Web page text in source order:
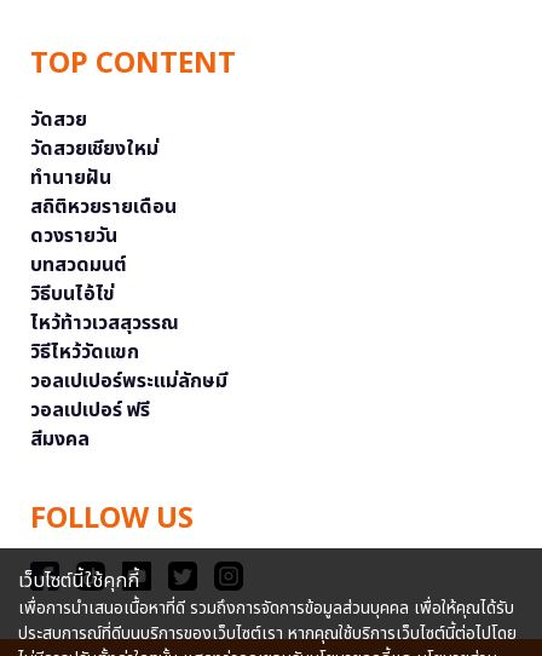
TOP CONTENT
วัดสวย
วัดสวยเชียงใหม่
ทำนายฝัน
สถิติหวยรายเดือน
ดวงรายวัน
บทสวดมนต์
วิธีบนไอ้ไข่
ไหว้ท้าวเวสสุวรรณ
วิธีไหว้วัดแขก
วอลเปเปอร์พระแม่ลักษมี
วอลเปเปอร์ ฟรี
สีมงคล
FOLLOW US
เว็บไซต์นี้ใช้คุกกี้
เพื่อการนำเสนอเนื้อหาที่ดี รวมถึงการจัดการข้อมูลส่วนบุคคล เพื่อให้คุณได้รับ
ประสบการณ์ที่ดีบนบริการของเว็บไซต์เรา หากคุณใช้บริการเว็บไซต์นี้ต่อไปโดย